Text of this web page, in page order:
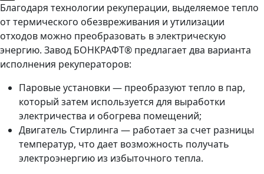
Благодаря технологии рекуперации, выделяемое тепло
от термического обезвреживания и утилизации
отходов можно преобразовать в электрическую
энергию. Завод БОНКРАФТ® предлагает два варианта
исполнения рекуператоров:
Паровые установки — преобразуют тепло в пар,
который затем используется для выработки
электричества и обогрева помещений;
Двигатель Стирлинга — работает за счет разницы
температур, что дает возможность получать
электроэнергию из избыточного тепла.